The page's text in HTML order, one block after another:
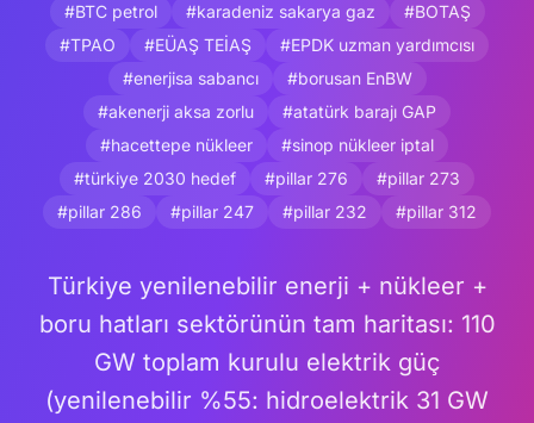
#BTC petrol
#karadeniz sakarya gaz
#BOTAŞ
#TPAO
#EÜAŞ TEİAŞ
#EPDK uzman yardımcısı
#enerjisa sabancı
#borusan EnBW
#akenerji aksa zorlu
#atatürk barajı GAP
#hacettepe nükleer
#sinop nükleer iptal
#türkiye 2030 hedef
#pillar 276
#pillar 273
#pillar 286
#pillar 247 #pillar 232 #pillar 312
Türkiye yenilenebilir enerji + nükleer +
boru hatları sektörünün tam haritası: 110
GW toplam kurulu elektrik güç
(yenilenebilir %55: hidroelektrik 31 GW